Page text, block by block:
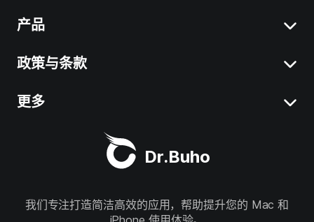
Dr.Buho
我们专注打造简洁高效的应用，帮助提升您的 Mac 和
清理 Mac 系统数据
卸载 Mac 应用程序
精选 Mac 清理工具
产品
BuhoCleaner
BuhoUnlocker
政策与条款
服务条款
更多
商店